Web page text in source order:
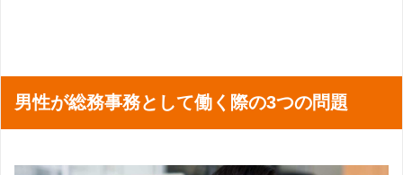
男性が総務事務として働く際の3つの問題